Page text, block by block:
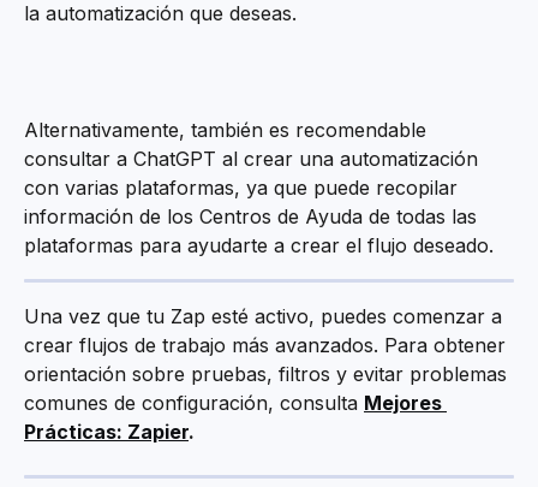
la automatización que deseas.
Alternativamente, también es recomendable
consultar a ChatGPT al crear una automatización
con varias plataformas, ya que puede recopilar
información de los Centros de Ayuda de todas las
plataformas para ayudarte a crear el flujo deseado.
Una vez que tu Zap esté activo, puedes comenzar a
crear flujos de trabajo más avanzados. Para obtener
orientación sobre pruebas, filtros y evitar problemas
comunes de configuración, consulta Mejores
Prácticas: Zapier.